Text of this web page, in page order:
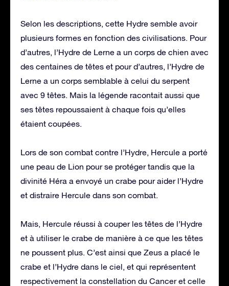
Selon les descriptions, cette Hydre semble avoir
plusieurs formes en fonction des civilisations. Pour
d’autres, l’Hydre de Lerne a un corps de chien avec
des centaines de têtes et pour d’autres, l’Hydre de
Lerne a un corps semblable à celui du serpent
avec 9 têtes. Mais la légende racontait aussi que
ses têtes repoussaient à chaque fois qu’elles
étaient coupées.
Lors de son combat contre l’Hydre, Hercule a porté
une peau de Lion pour se protéger tandis que la
divinité Héra a envoyé un crabe pour aider l’Hydre
et distraire Hercule dans son combat.
Mais, Hercule réussi à couper les têtes de l’Hydre
et à utiliser le crabe de manière à ce que les têtes
ne poussent plus. C’est ainsi que Zeus a placé le
crabe et l’Hydre dans le ciel, et qui représentent
respectivement la constellation du Cancer et celle